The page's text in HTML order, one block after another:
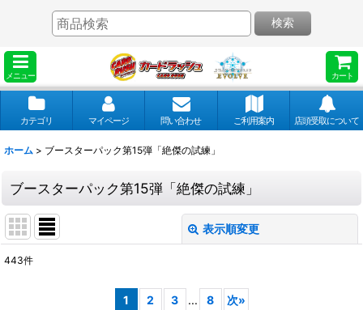
メニュー カート
検索
カテゴリ マイページ 問い合わせ ご利用案内 店頭受取について
ホーム > ブースターパック第15弾「絶傑の試練」
ブースターパック第15弾「絶傑の試練」
表示順変更
443件
1 2 3 ... 8 次»